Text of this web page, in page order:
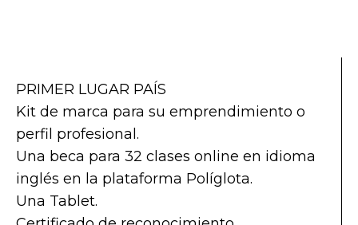
PRIMER LUGAR PAÍS
Kit de marca para su emprendimiento o
perfil profesional.
Una beca para 32 clases online en idioma
inglés en la plataforma Políglota.
Una Tablet.